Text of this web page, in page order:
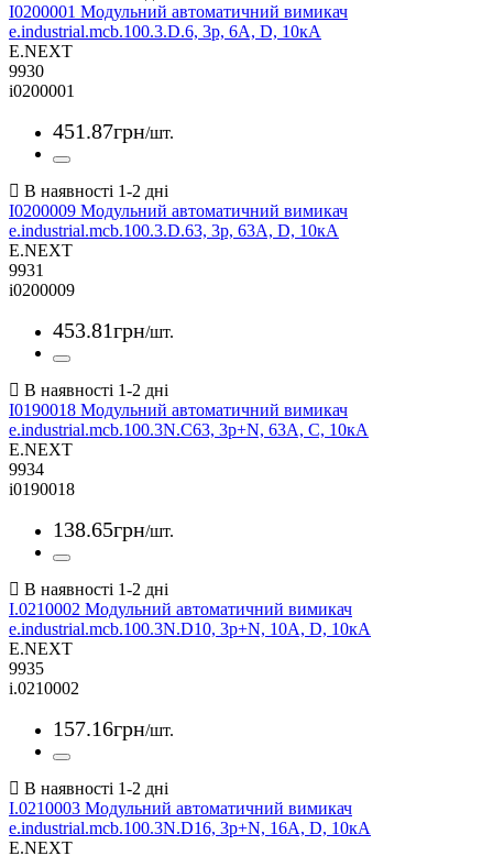
I0200001 Модульний автоматичний вимикач
e.industrial.mcb.100.3.D.6, 3р, 6А, D, 10кА
E.NEXT
9930
i0200001
451.87грн/шт.
I0200009 Модульний автоматичний вимикач
e.industrial.mcb.100.3.D.63, 3р, 63А, D, 10кА
E.NEXT
9931
i0200009
453.81грн/шт.
I0190018 Модульний автоматичний вимикач
e.industrial.mcb.100.3N.C63, 3р+N, 63А, C, 10кА
E.NEXT
9934
i0190018
138.65грн/шт.
I.0210002 Модульний автоматичний вимикач
e.industrial.mcb.100.3N.D10, 3р+N, 10А, D, 10кА
E.NEXT
9935
i.0210002
157.16грн/шт.
I.0210003 Модульний автоматичний вимикач
e.industrial.mcb.100.3N.D16, 3р+N, 16А, D, 10кА
E.NEXT